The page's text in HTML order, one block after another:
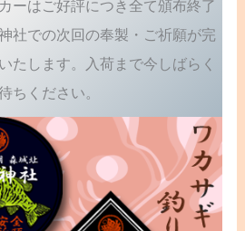
ーはご好評につき全て頒布終了
社での次回の奉製・ご祈願が完
たします。入荷まで今しばらく
ちください。